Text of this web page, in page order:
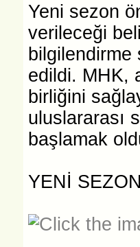
Yeni sezon
verileceği
edildi. MHK,
birliğini
uluslararası
başlamak
YENİ